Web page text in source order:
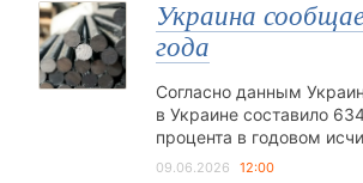
Украина
года
Согласно данным
в Украине составило
процента в годовом
09.06.2026 12:00